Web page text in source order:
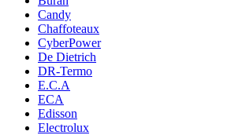
Candy
Chaffoteaux
CyberPower
De Dietrich
DR-Termo
E.C.A
ECA
Edisson
Electrolux